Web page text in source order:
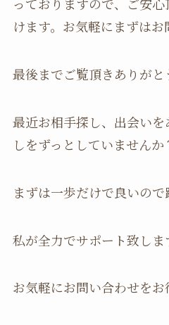
っておりますので、ご安
けます。お気軽にまずはお
最後までご覧頂きありがと
最近お相手探し、出会い
しをずっとしていませんか
まずは一歩だけで良いので
私が全力でサポート致しま
お気軽にお問い合わせを